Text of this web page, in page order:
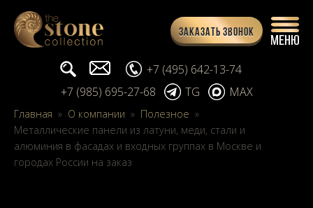
Заказать звонок
Поиск... info@stone-collection.ru
+7 (495) 642-13-74
+7 (985) 695-27-68
TG MAX
Главная » О компании » Полезное »
Металлические панели из латуни, меди, стали и
алюминия в фасадах и входных группах в Москве и
городах России на заказ